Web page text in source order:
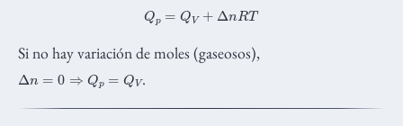
Qp=Q + ΔnR T
Si no hay variación de moles (gaseosos),
Δ ⇒Q Q .